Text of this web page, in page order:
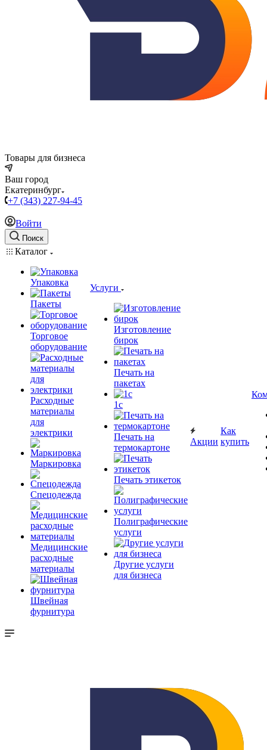
Товары для бизнеса
Ваш город
Екатеринбург
+7 (343) 227-94-45
Войти
Поиск
Каталог
Упаковка
Пакеты
Торговое
оборудование
Расходные
материалы
для
электрики
Маркировка
Спецодежда
Медицинские
расходные
материалы
Швейная
фурнитура
Услуги
Изготовление
бирок
Печать на
пакетах
1c
Печать на
термокартоне
Печать этикеток
Полиграфические
услуги
Другие услуги
для бизнеса
Акции
Как
купить